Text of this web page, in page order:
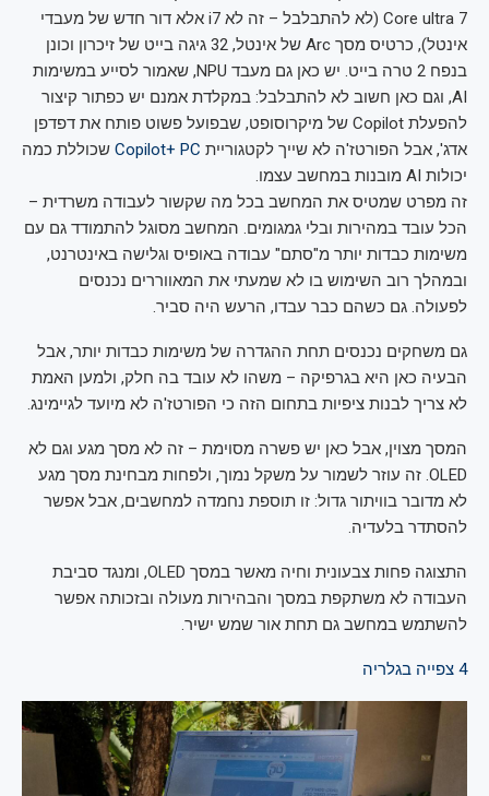
Core ultra 7 (לא להתבלבל – זה לא i7 אלא דור חדש של מעבדי
אינטל), כרטיס מסך Arc של אינטל, 32 גיגה בייט של זיכרון וכונן
בנפח 2 טרה בייט. יש כאן גם מעבד NPU, שאמור לסייע במשימות
AI, וגם כאן חשוב לא להתבלבל: במקלדת אמנם יש כפתור קיצור
להפעלת Copilot של מיקרוסופט, שבפועל פשוט פותח את דפדפן
אדג', אבל הפורטז'ה לא שייך לקטגוריית Copilot+ PC שכוללת כמה
יכולות AI מובנות במחשב עצמו.
זה מפרט שמטיס את המחשב בכל מה שקשור לעבודה משרדית –
הכל עובד במהירות ובלי גמגומים. המחשב מסוגל להתמודד גם עם
משימות כבדות יותר מ"סתם" עבודה באופיס וגלישה באינטרנט,
ובמהלך רוב השימוש בו לא שמעתי את המאווררים נכנסים
לפעולה. גם כשהם כבר עבדו, הרעש היה סביר.
גם משחקים נכנסים תחת ההגדרה של משימות כבדות יותר, אבל
הבעיה כאן היא בגרפיקה – משהו לא עובד בה חלק, ולמען האמת
לא צריך לבנות ציפיות בתחום הזה כי הפורטז'ה לא מיועד לגיימינג.
המסך מצוין, אבל כאן יש פשרה מסוימת – זה לא מסך מגע וגם לא
OLED. זה עוזר לשמור על משקל נמוך, ולפחות מבחינת מסך מגע
לא מדובר בוויתור גדול: זו תוספת נחמדה למחשבים, אבל אפשר
להסתדר בלעדיה.
התצוגה פחות צבעונית וחיה מאשר במסך OLED, ומנגד סביבת
העבודה לא משתקפת במסך והבהירות מעולה ובזכותה אפשר
להשתמש במחשב גם תחת אור שמש ישיר.
4 צפייה בגלריה